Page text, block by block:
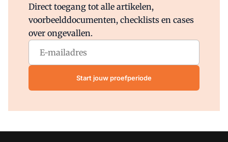
Direct toegang tot alle artikelen,
voorbeelddocumenten, checklists en cases
over ongevallen.
Start jouw proefperiode